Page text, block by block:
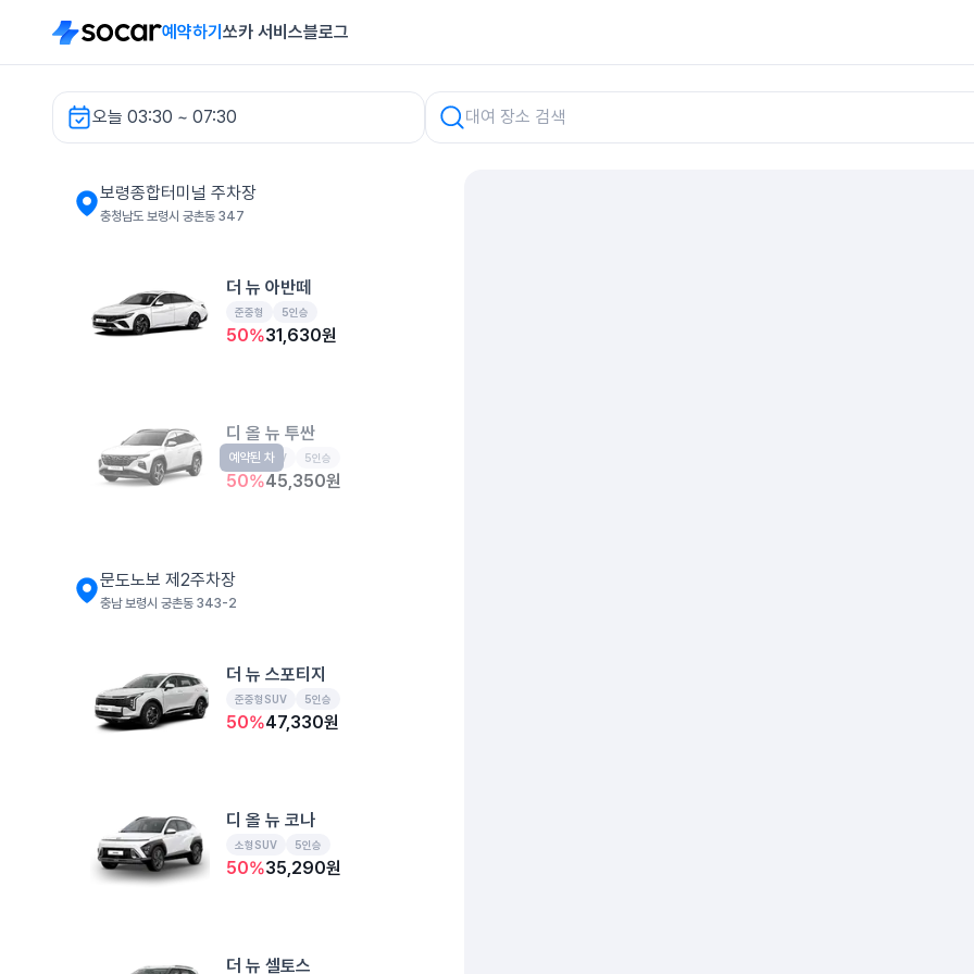
예약하기 쏘카 서비스블로그
오늘 03:30 ~ 07:30
보령종합터미널 주차장 렌터카
보령종합터미널 주차장
충청남도 보령시 궁촌동 347
더 뉴 아반떼
준중형 5인승
50%31,630원
디 올 뉴 투싼
준중형SUV 5인승
50%45,350원
예약된 차
문도노보 제2주차장
충남 보령시 궁촌동 343-2
더 뉴 스포티지
준중형SUV 5인승
50%47,330원
디 올 뉴 코나
소형SUV 5인승
50%35,290원
더 뉴 셀토스